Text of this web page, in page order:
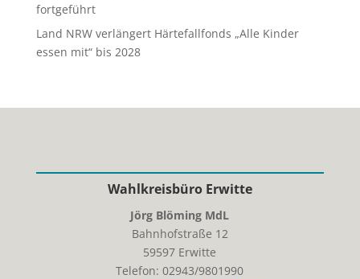
fortgeführt
Land NRW verlängert Härtefallfonds „Alle Kinder
essen mit“ bis 2028
Wahlkreisbüro Erwitte
Jörg Blöming MdL
Bahnhofstraße 12
59597 Erwitte
Telefon: 02943/9801990